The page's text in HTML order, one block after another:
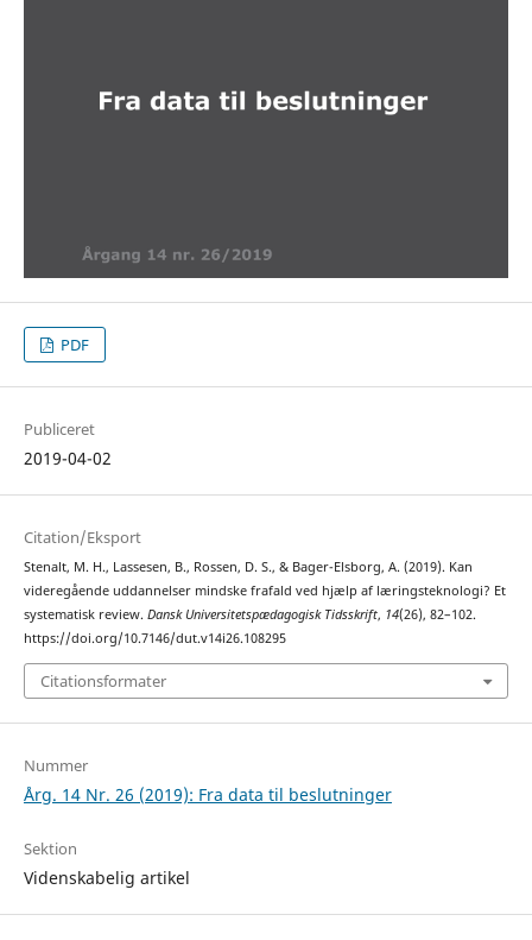
PDF
Publiceret
2019-04-02
Citation/Eksport
Stenalt, M. H., Lassesen, B., Rossen, D. S., & Bager-Elsborg, A. (2019). Kan
videregående uddannelser mindske frafald ved hjælp af læringsteknologi? Et
systematisk review. Dansk Universitetspædagogisk Tidsskrift, 14(26), 82–102.
https://doi.org/10.7146/dut.v14i26.108295
Citationsformater
Nummer
Årg. 14 Nr. 26 (2019): Fra data til beslutninger
Sektion
Videnskabelig artikel